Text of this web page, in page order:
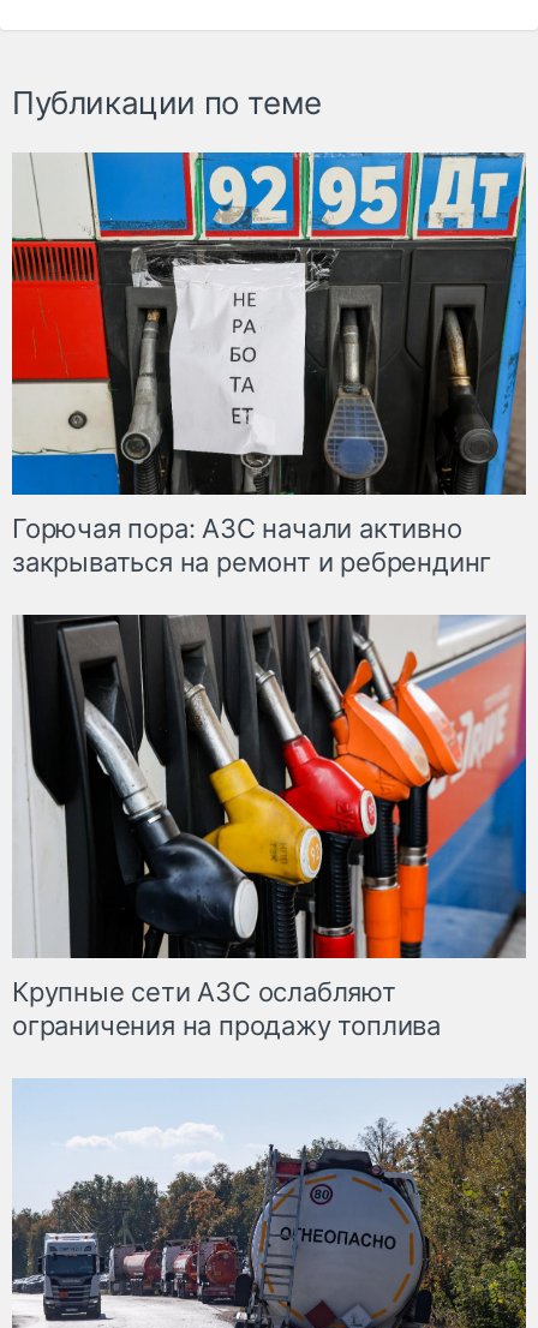
Публикации по теме
Горючая пора: АЗС начали активно
закрываться на ремонт и ребрендинг
Крупные сети АЗС ослабляют
ограничения на продажу топлива